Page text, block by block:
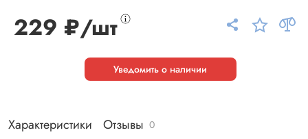
229 ₽/шт
Уведомить о наличии
Характеристики Отзывы 0